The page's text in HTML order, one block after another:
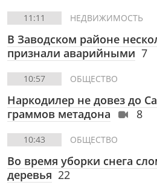
11:11 НЕДВИЖИМОСТЬ
В Заводском районе
признали аварийными 7
10:57 ОБЩЕСТВО
Наркодилер не довез до
граммов метадона
8
10:43 ОБЩЕСТВО
Во время уборки снега
деревья 22